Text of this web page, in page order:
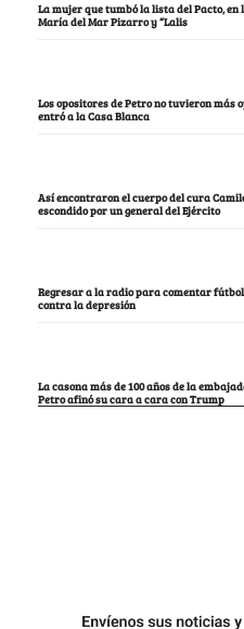
La mujer que tumbó la lista del Pacto,
María del Mar Pizarro y “Lalis
Los opositores de Petro no tuvieron
entró a la Casa Blanca
Así encontraron el cuerpo del cura
escondido por un general del Ejército
Regresar a la radio para comentar
contra la depresión
La casona más de 100 años de la
Petro afinó su cara a cara con Trump